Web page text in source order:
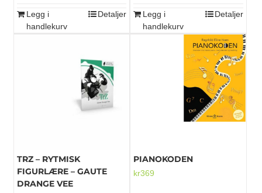
Legg i
handlekurv
Detaljer
Legg i
handlekurv
Detaljer
TRZ – RYTMISK
FIGURLÆRE – GAUTE
DRANGE VEE
PIANOKODEN
kr369